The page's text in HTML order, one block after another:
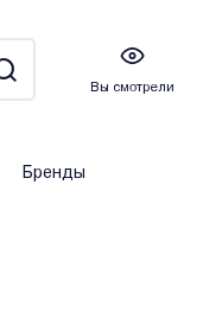
Вы смотрели
Бренды